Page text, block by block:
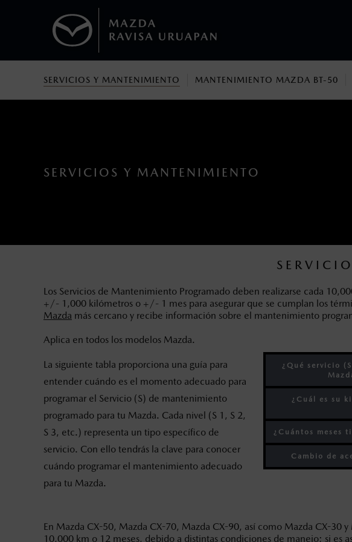
SERVICIOS Y MANTENIMIENTO MANTENIMIENTO MAZDA BT-50
SERVICIOS Y MANTENIMIENTO
Los Servicios de Mantenimiento Programado deben realizarse cada
+/- 1,000 kilómetros o +/- 1 mes para asegurar que se cumplan los
Mazda más cercano y recibe información sobre el mantenimiento
Aplica en todos los modelos Mazda.
La siguiente tabla proporciona una guía para
entender cuándo es el momento adecuado para
programar el Servicio (S) de mantenimiento
programado para tu Mazda. Cada nivel (S 1, S 2,
S 3, etc.) representa un tipo específico de
servicio. Con ello tendrás la clave para conocer
cuándo programar el mantenimiento adecuado
para tu Mazda.
¿Qué servicio
¿Cuál es su
¿Cuántos meses
Cambio de
En Mazda CX-50, Mazda CX-70, Mazda CX-90, así como Mazda CX-30
10,000 km o 12 meses, debido a distintas condiciones de manejo; si es
1
Los precios y especificaciones indicados en esta página
I.S.A.N., y pueden cambiar sin previo aviso, no incluyen: